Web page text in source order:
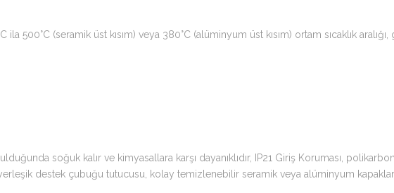
ila 500°C (seramik üst kısım) veya 380°C (alüminyum üst kısım) ortam sıcaklık
soğuk kalır ve kimyasallara karşı dayanıklıdır, IP21 Giriş Koruması,
destek çubuğu tutucusu, kolay temizlenebilir seramik veya alüminyum kapaklar